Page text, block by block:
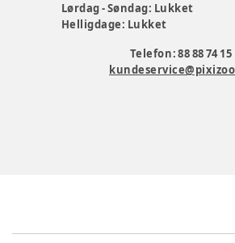
Lørdag - Søndag: Lukket
Helligdage: Lukket
Telefon: 88 88 74 15